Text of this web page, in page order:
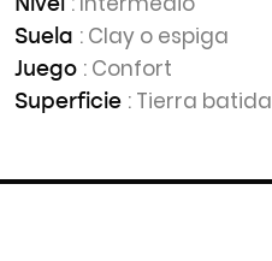
Nivel
Suela : Clay o espiga
Juego : Confort
Superficie : Tierra batida